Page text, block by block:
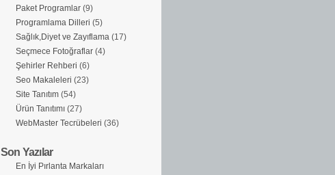
Paket Programlar (9)
Programlama Dilleri (5)
Sağlık,Diyet ve Zayıflama (17)
Seçmece Fotoğraflar (4)
Şehirler Rehberi (6)
Seo Makaleleri (23)
Site Tanıtım (54)
Ürün Tanıtımı (27)
WebMaster Tecrübeleri (36)
Son Yazılar
En İyi Pırlanta Markaları